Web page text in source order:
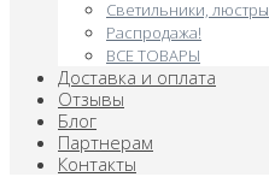
Светильники, люстры
Распродажа!
ВСЕ ТОВАРЫ
Доставка и оплата
Отзывы
Блог
Партнерам
Контакты